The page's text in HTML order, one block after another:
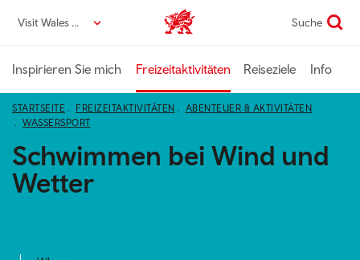
zumVisit Wales DE VisitWales home Suche
Inspirieren Sie mich Freizeitaktivitäten Reiseziele Info
STARTSEITE FREIZEITAKTIVITÄTEN
ABENTEUER & AKTIVITÄTEN
WASSERSPORT
Schwimmen bei Wind und
Wetter